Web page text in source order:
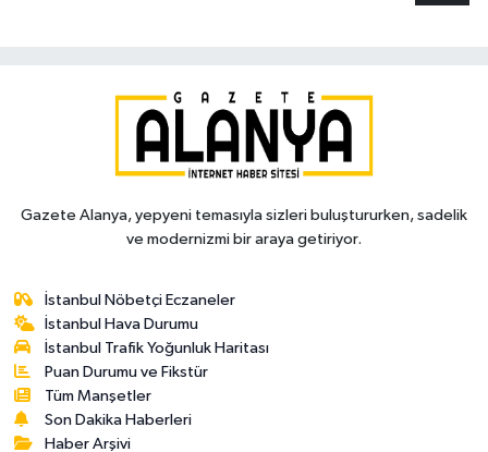
Gazete Alanya, yepyeni temasıyla sizleri buluştururken, sadelik
ve modernizmi bir araya getiriyor.
İstanbul Nöbetçi Eczaneler
İstanbul Hava Durumu
İstanbul Trafik Yoğunluk Haritası
Puan Durumu ve Fikstür
Tüm Manşetler
Son Dakika Haberleri
Haber Arşivi